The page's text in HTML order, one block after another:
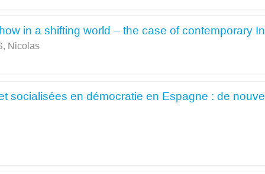
in a shifting world – the case of contemporary
Nicolas
socialisées en démocratie en Espagne : de